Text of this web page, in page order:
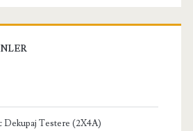
Dekupaj Testere (2X4A)